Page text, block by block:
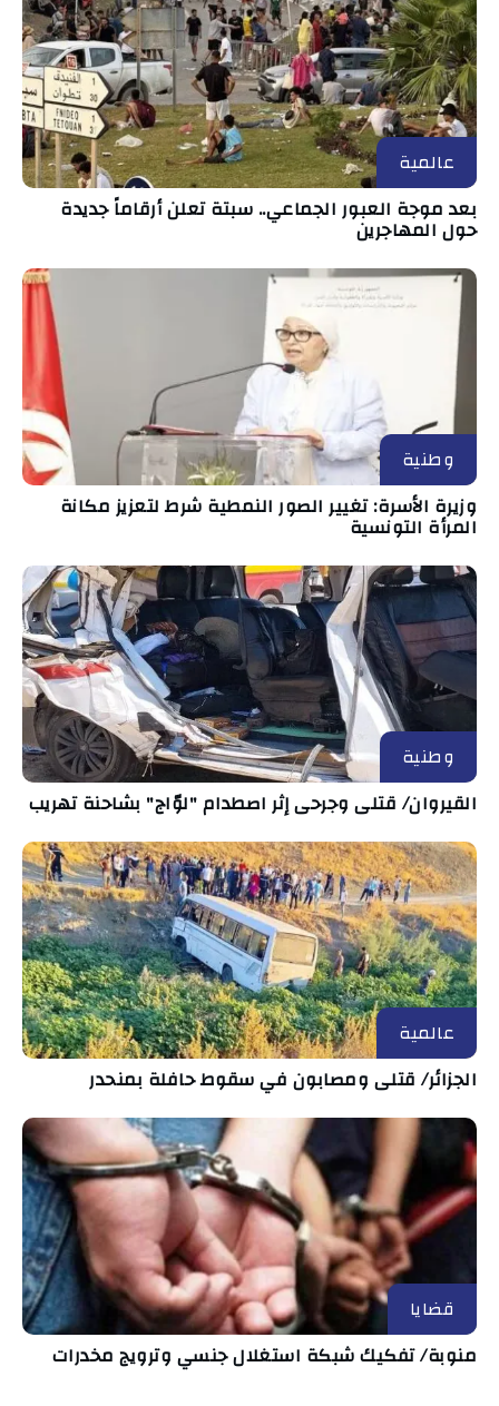
عالمية
بعد موجة العبور الجماعي.. سبتة تعلن أرقاماً جديدة
حول المهاجرين
وطنية
وزيرة الأسرة: تغيير الصور النمطية شرط لتعزيز مكانة
المرأة التونسية
وطنية
القيروان/ قتلى وجرحى إثر اصطدام "لوّاج" بشاحنة تهريب
عالمية
الجزائر/ قتلى ومصابون في سقوط حافلة بمنحدر
قضايا
منوبة/ تفكيك شبكة استغلال جنسي وترويج مخدرات